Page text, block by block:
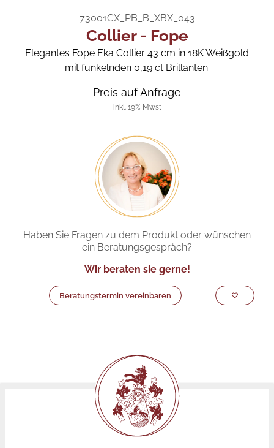
73001CX_PB_B_XBX_043
Collier - Fope
Elegantes Fope Eka Collier 43 cm in 18K Weißgold
mit funkelnden 0,19 ct Brillanten.
Preis auf Anfrage
inkl. 19% Mwst
Haben Sie Fragen zu dem Produkt oder wünschen
ein Beratungsgespräch?
Wir beraten sie gerne!
Beratungstermin vereinbaren